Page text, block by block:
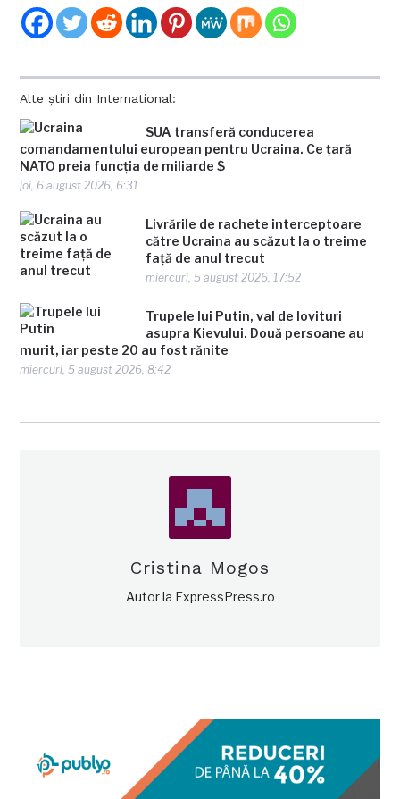
Alte știri din International:
SUA transferă conducerea
comandamentului european pentru Ucraina. Ce țară
NATO preia funcția de miliarde $
joi, 6 august 2026, 6:31
Livrările de rachete interceptoare
către Ucraina au scăzut la o treime
față de anul trecut
miercuri, 5 august 2026, 17:52
Trupele lui Putin, val de lovituri
asupra Kievului. Două persoane au
murit, iar peste 20 au fost rănite
miercuri, 5 august 2026, 8:42
Cristina Mogos
Autor la ExpressPress.ro